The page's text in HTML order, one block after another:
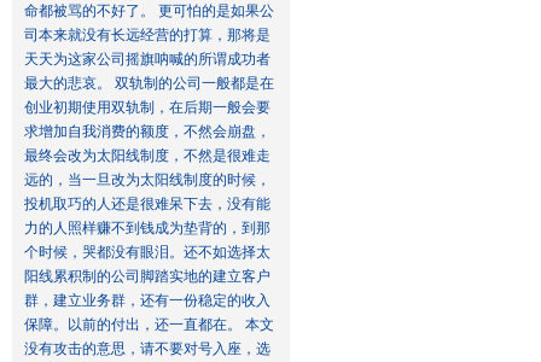
命都被骂的不好了。 更可怕的是如果公
司本来就没有长远经营的打算，那将是
天天为这家公司摇旗呐喊的所谓成功者
最大的悲哀。 双轨制的公司一般都是在
创业初期使用双轨制，在后期一般会要
求增加自我消费的额度，不然会崩盘，
最终会改为太阳线制度，不然是很难走
远的，当一旦改为太阳线制度的时候，
投机取巧的人还是很难呆下去，没有能
力的人照样赚不到钱成为垫背的，到那
个时候，哭都没有眼泪。还不如选择太
阳线累积制的公司脚踏实地的建立客户
群，建立业务群，还有一份稳定的收入
保障。以前的付出，还一直都在。 本文
没有攻击的意思，请不要对号入座，选